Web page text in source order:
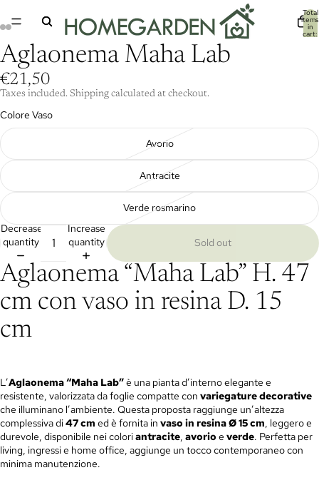
Total
items
in
cart:
Aglaonema Maha Lab
€21,50
Taxes included. Shipping calculated at checkout.
Colore Vaso
Avorio
Antracite
Verde rosmarino
Decrease
quantity
Increase
quantity
Sold out
Aglaonema “Maha Lab” H. 47
cm con vaso in resina D. 15
cm
L’Aglaonema“Maha Lab”è una pianta d’interno elegante e
resistente, valorizzata da foglie compatte con variegature decorative
che illuminano l’ambiente. Questa proposta raggiunge un’altezza
complessiva di47 cm ed è fornita in vaso in resina Ø 15 cm, leggero e
durevole, disponibile nei coloriantracite, avorio e verde. Perfetta per
living, ingressi e home office, aggiunge un tocco contemporaneo con
minima manutenzione.